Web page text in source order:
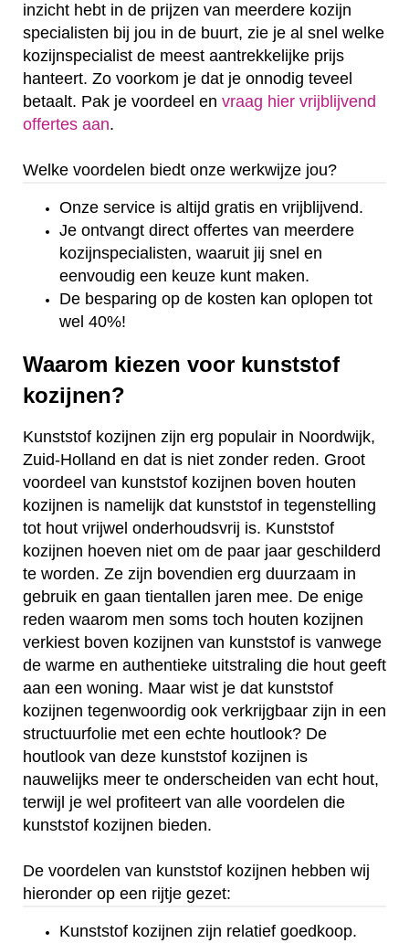
inzicht hebt in de prijzen van meerdere kozijn
specialisten bij jou in de buurt, zie je al snel welke
kozijnspecialist de meest aantrekkelijke prijs
hanteert. Zo voorkom je dat je onnodig teveel
betaalt. Pak je voordeel en vraag hier vrijblijvend
offertes aan.
Welke voordelen biedt onze werkwijze jou?
Onze service is altijd gratis en vrijblijvend.
Je ontvangt direct offertes van meerdere
kozijnspecialisten, waaruit jij snel en
eenvoudig een keuze kunt maken.
De besparing op de kosten kan oplopen tot
wel 40%!
Waarom kiezen voor kunststof
kozijnen?
Kunststof kozijnen zijn erg populair in Noordwijk,
Zuid-Holland en dat is niet zonder reden. Groot
voordeel van kunststof kozijnen boven houten
kozijnen is namelijk dat kunststof in tegenstelling
tot hout vrijwel onderhoudsvrij is. Kunststof
kozijnen hoeven niet om de paar jaar geschilderd
te worden. Ze zijn bovendien erg duurzaam in
gebruik en gaan tientallen jaren mee. De enige
reden waarom men soms toch houten kozijnen
verkiest boven kozijnen van kunststof is vanwege
de warme en authentieke uitstraling die hout geeft
aan een woning. Maar wist je dat kunststof
kozijnen tegenwoordig ook verkrijgbaar zijn in een
structuurfolie met een echte houtlook? De
houtlook van deze kunststof kozijnen is
nauwelijks meer te onderscheiden van echt hout,
terwijl je wel profiteert van alle voordelen die
kunststof kozijnen bieden.
De voordelen van kunststof kozijnen hebben wij
hieronder op een rijtje gezet:
Kunststof kozijnen zijn relatief goedkoop.